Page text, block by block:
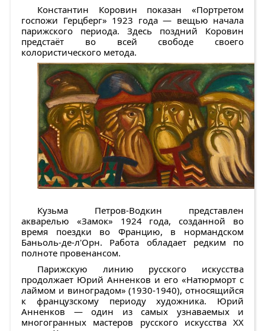
Константин Коровин показан«Портретом
госпожи Герцберг» 1923 года — вещью начала
парижского периода. Здесь поздний Коровин
предстаёт во всей свободе своего
колористического метода.
Кузьма Петров-Водкин представлен
акварелью «Замок» 1924 года, созданной во
время поездки во Францию, в нормандском
Баньоль-де-л'Орн. Работа обладает редким по
полноте провенансом.
Парижскую линию русского искусства
продолжает Юрий Анненков и его «Натюрморт с
лаймом и виноградом» (1930-1940), относящийся
к французскому периоду художника. Юрий
Анненков — один из самых узнаваемых и
многогранных мастеров русского искусства XX